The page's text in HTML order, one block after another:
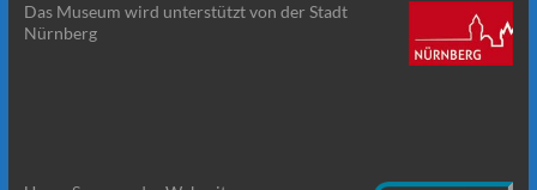
Das Museum wird unterstützt von der Stadt
Nürnberg